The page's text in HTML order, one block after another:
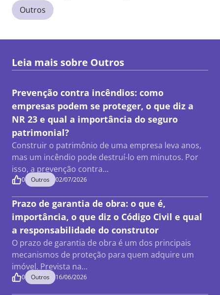
Outros
Leia mais sobre Outros
Prevenção contra incêndios: como
empresas podem se proteger, o que diz a
NR 23 e qual a importância do seguro
patrimonial?
Construir o patrimônio de uma empresa leva anos,
mas um incêndio pode destruí-lo em minutos. Por
isso, a prevenção contra…
0 Outros 02/07/2026
Prazo de garantia de obra: o que é,
importância, o que diz o Código Civil e qual
a responsabilidade do construtor
O prazo de garantia de obra é um dos principais
mecanismos de proteção para quem adquire um
imóvel. Prevista na…
0 Outros 16/06/2026